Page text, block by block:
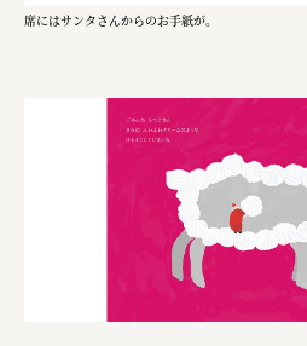
日本商工会議所
株式会社ひらく
株式会社ニューテックシンセイ
株式会社ドリームプラザ
株式会社ヤマサン
席にはサンタさんからのお手紙が。